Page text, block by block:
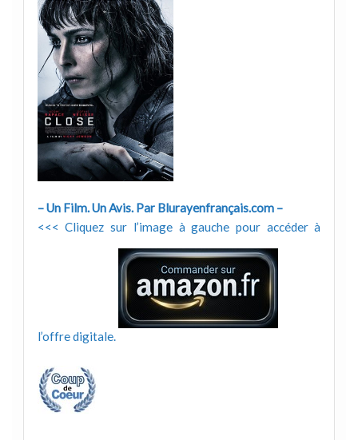
– Un Film. Un Avis. Par Blurayenfrançais.com –
<<< Cliquez sur l’image à gauche pour accéder à
l’offre digitale.